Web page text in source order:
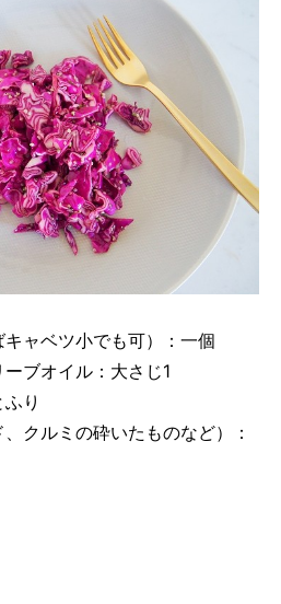
ャベツ小でも可）：一個
ブオイル：大さじ1
り
クルミの砕いたものなど）：